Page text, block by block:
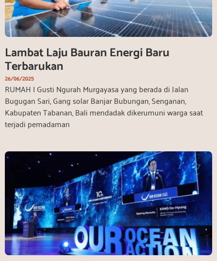
Lambat Laju Bauran Energi Baru
Terbarukan
26/06/2025
RUMAH I Gusti Ngurah Murgayasa yang berada di Jalan
Bugugan Sari, Gang solar Banjar Bubungan, Senganan,
Kabupaten Tabanan, Bali mendadak dikerumuni warga saat
terjadi pemadaman